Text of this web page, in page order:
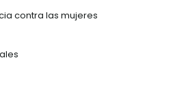
contra las mujeres